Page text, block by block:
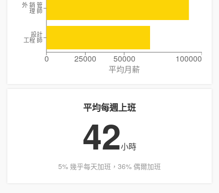
0 25000 50000
100000
平均月薪
外 銷 管
理 師
設計
工程 師
平均每週上班
42小時
5% 幾乎每天加班，36% 偶爾加班